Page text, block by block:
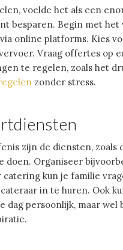
voelde het als een
besparen. Begin met het
online platforms. Kies
Vraag offertes op
te regelen, zoals het
zonder stress.
zijn de diensten,
doen. Organiseer
kun je familie
in te huren. Ook
persoonlijk, maar wel